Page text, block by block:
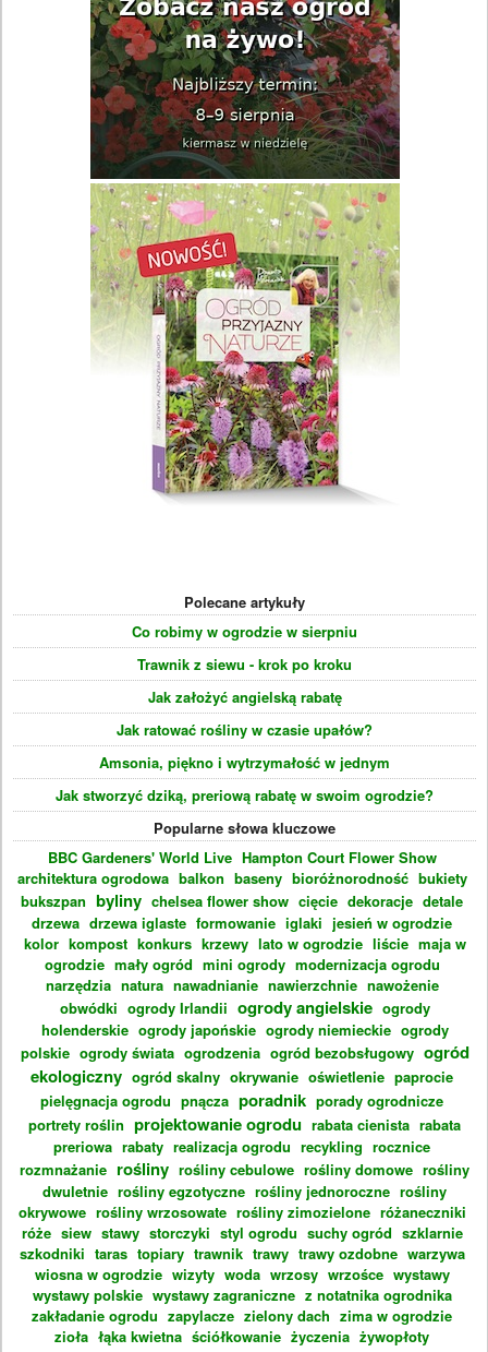
Polecane artykuły
Co robimy w ogrodzie w sierpniu
Trawnik z siewu - krok po kroku
Jak założyć angielską rabatę
Jak ratować rośliny w czasie upałów?
Amsonia, piękno i wytrzymałość w jednym
Jak stworzyć dziką, preriową rabatę w swoim ogrodzie?
Popularne słowa kluczowe
BBC Gardeners' World Live Hampton Court Flower Show
architektura ogrodowa balkon baseny bioróżnorodność bukiety
bukszpan byliny chelsea flower show cięcie dekoracje detale
drzewa drzewa iglaste formowanie iglaki jesień w ogrodzie
kolor kompost konkurs krzewy lato w ogrodzie liście maja w
ogrodzie mały ogród mini ogrody modernizacja ogrodu
narzędzia natura nawadnianie nawierzchnie nawożenie
obwódki ogrody Irlandii ogrody angielskie ogrody
holenderskie ogrody japońskie ogrody niemieckie ogrody
polskie ogrody świata ogrodzenia ogród bezobsługowy ogród
ekologiczny ogród skalny okrywanie oświetlenie paprocie
pielęgnacja ogrodu pnącza poradnik porady ogrodnicze
portrety roślin projektowanie ogrodu rabata cienista rabata
preriowa rabaty realizacja ogrodu recykling rocznice
rozmnażanie rośliny rośliny cebulowe rośliny domowe rośliny
dwuletnie rośliny egzotyczne rośliny jednoroczne rośliny
okrywowe rośliny wrzosowate rośliny zimozielone różaneczniki
róże siew stawy storczyki styl ogrodu suchy ogród szklarnie
szkodniki taras topiary trawnik trawy trawy ozdobne warzywa
wiosna w ogrodzie wizyty woda wrzosy wrzośce wystawy
wystawy polskie wystawy zagraniczne z notatnika ogrodnika
zakładanie ogrodu zapylacze zielony dach zima w ogrodzie
zioła łąka kwietna ściółkowanie życzenia żywopłoty